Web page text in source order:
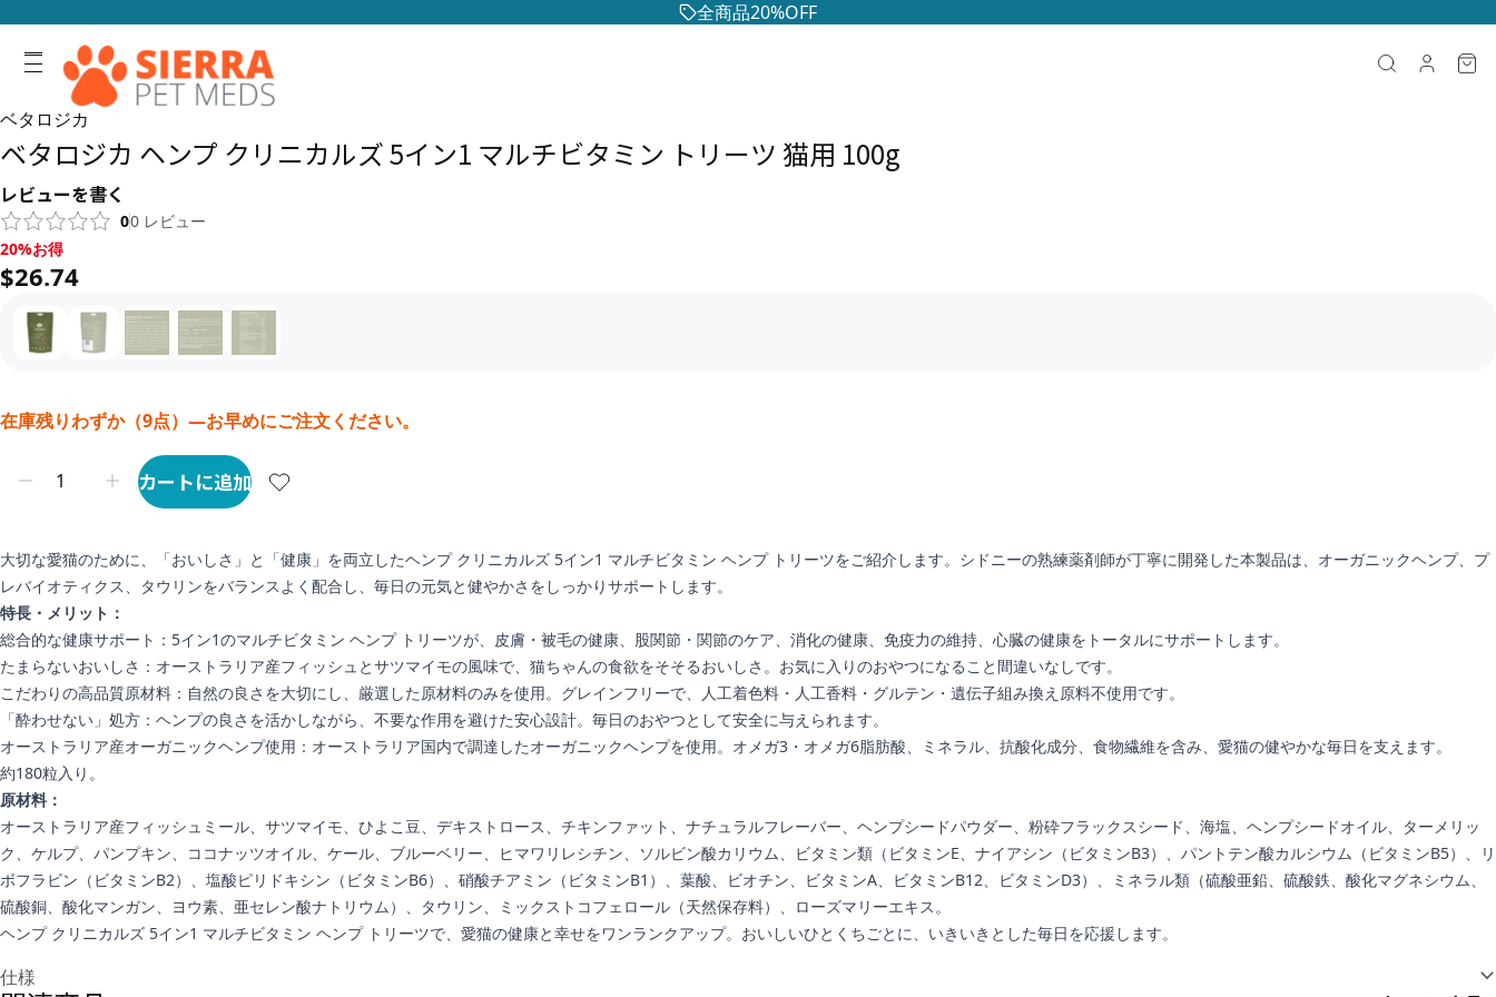
全商品20%OFF
ベタロジカ
ベタロジカ ヘンプ クリニカルズ 5イン1 マルチビタミン トリーツ 猫用 100g
レビューを書く
00 レビュー
20%お得, $26.74
20%お得
$26.74
在庫残りわずか（9点）—お早めにご注文ください。
カートに追加
大切な愛猫のために、「おいしさ」と「健康」を両立したヘンプ クリニカルズ 5イン1 マルチビタミン ヘンプ トリーツをご紹介します。シドニーの熟練薬剤師が丁寧に開発した本製品は、オーガニックヘンプ、プ
レバイオティクス、タウリンをバランスよく配合し、毎日の元気と健やかさをしっかりサポートします。
特長・メリット：
総合的な健康サポート：5イン1のマルチビタミン ヘンプ トリーツが、皮膚・被毛の健康、股関節・関節のケア、消化の健康、免疫力の維持、心臓の健康をトータルにサポートします。
たまらないおいしさ：オーストラリア産フィッシュとサツマイモの風味で、猫ちゃんの食欲をそそるおいしさ。お気に入りのおやつになること間違いなしです。
こだわりの高品質原材料：自然の良さを大切にし、厳選した原材料のみを使用。グレインフリーで、人工着色料・人工香料・グルテン・遺伝子組み換え原料不使用です。
「酔わせない」処方：ヘンプの良さを活かしながら、不要な作用を避けた安心設計。毎日のおやつとして安全に与えられます。
オーストラリア産オーガニックヘンプ使用：オーストラリア国内で調達したオーガニックヘンプを使用。オメガ3・オメガ6脂肪酸、ミネラル、抗酸化成分、食物繊維を含み、愛猫の健やかな毎日を支えます。
約180粒入り。
原材料：
オーストラリア産フィッシュミール、サツマイモ、ひよこ豆、デキストロース、チキンファット、ナチュラルフレーバー、ヘンプシードパウダー、粉砕フラックスシード、海塩、ヘンプシードオイル、ターメリッ
ク、ケルプ、パンプキン、ココナッツオイル、ケール、ブルーベリー、ヒマワリレシチン、ソルビン酸カリウム、ビタミン類（ビタミンE、ナイアシン（ビタミンB3）、パントテン酸カルシウム（ビタミンB5）、リ
ボフラビン（ビタミンB2）、塩酸ピリドキシン（ビタミンB6）、硝酸チアミン（ビタミンB1）、葉酸、ビオチン、ビタミンA、ビタミンB12、ビタミンD3）、ミネラル類（硫酸亜鉛、硫酸鉄、酸化マグネシウム、
硫酸銅、酸化マンガン、ヨウ素、亜セレン酸ナトリウム）、タウリン、ミックストコフェロール（天然保存料）、ローズマリーエキス。
ヘンプ クリニカルズ 5イン1 マルチビタミン ヘンプ トリーツで、愛猫の健康と幸せをワンランクアップ。おいしいひとくちごとに、いきいきとした毎日を応援します。
仕様